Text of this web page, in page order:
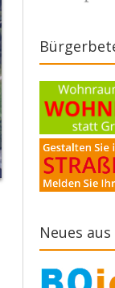
Neues